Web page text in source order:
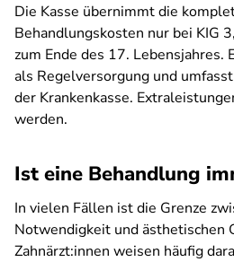
Die Kasse übernimmt die
Behandlungskosten nur bei KIG
zum Ende des 17. Lebensjahres.
als Regelversorgung und
der Krankenkasse.
werden.
Ist eine Behandlung
In vielen Fällen ist die Grenze
Notwendigkeit und ästhetischen
Zahnärzt:innen weisen häufig